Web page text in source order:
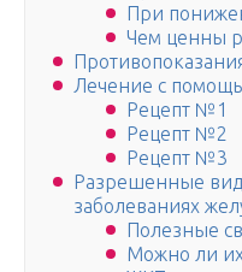
При
Чем ценны
Лечение с
Рецепт №1
Рецепт №2
Рецепт №3
Разрешенные
заболеваниях
Полезные
Можно ли их